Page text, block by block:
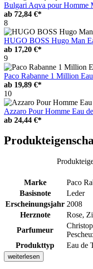
Bulgari Aqva pour Homme
ab 72,84 €*
8
HUGO BOSS Hugo Man
ab 17,20 €*
9
Paco Rabanne 1 Million
ab 19,89 €*
10
Azzaro Pour Homme Eau
ab 24,44 €*
Marke
Paco
Basisnote
Leder
Erscheinungsjahr 2008
Herznote
Rose,
Parfumeur
Produkttyp
Eau de
weiterlesen